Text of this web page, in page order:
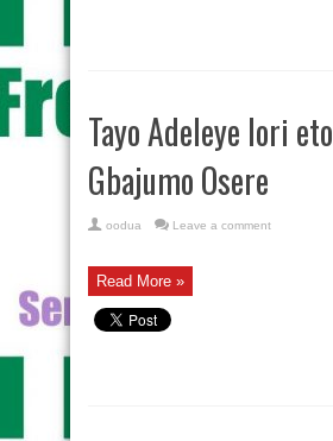
Tayo Adeleye lori eto
Gbajumo Osere
oodua Leave a comment
Read More »